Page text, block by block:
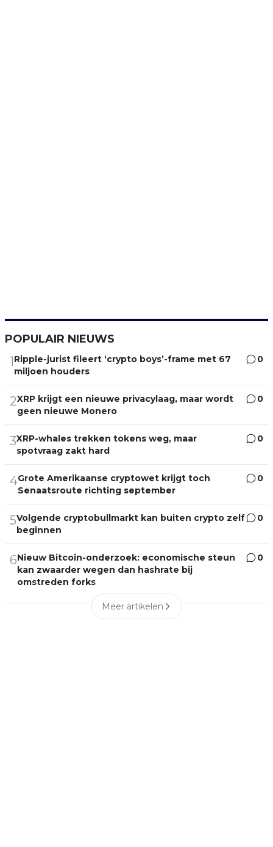
POPULAIR NIEUWS
1Ripple-jurist fileert ‘crypto boys’-frame met 67
miljoen houders
0
2XRP krijgt een nieuwe privacylaag, maar wordt
geen nieuwe Monero
0
3XRP-whales trekken tokens weg, maar
spotvraag zakt hard
0
4Grote Amerikaanse cryptowet krijgt toch
Senaatsroute richting september
0
5Volgende cryptobullmarkt kan buiten crypto zelf
beginnen
0
6Nieuw Bitcoin-onderzoek: economische steun
kan zwaarder wegen dan hashrate bij
omstreden forks
0
Meer artikelen